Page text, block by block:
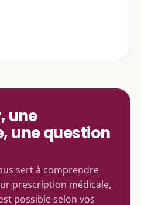
une
une question
sert à comprendre
prescription médicale,
possible selon vos